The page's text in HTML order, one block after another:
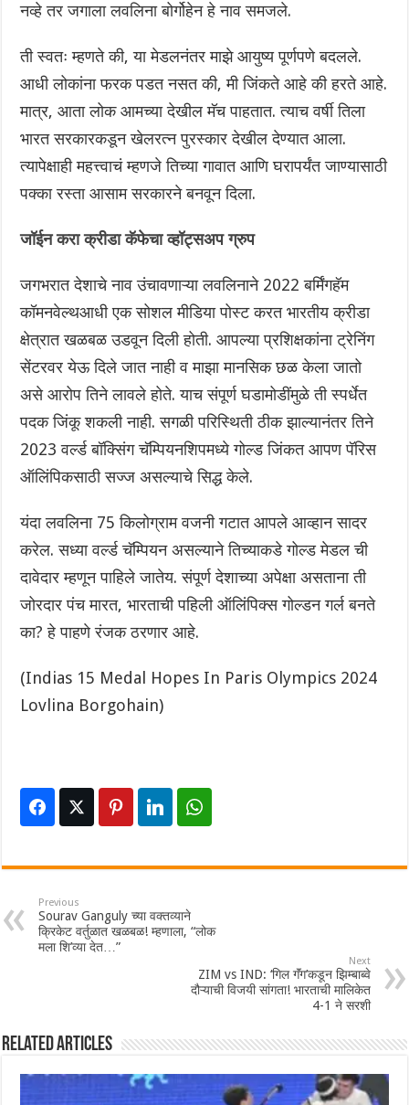
नव्हे तर जगाला लवलिना बोर्गोहेन हे नाव समजले.
ती स्वतः म्हणते की, या मेडलनंतर माझे आयुष्य पूर्णपणे बदलले.
आधी लोकांना फरक पडत नसत की, मी जिंकते आहे की हरते आहे.
मात्र, आता लोक आमच्या देखील मॅच पाहतात. त्याच वर्षी तिला
भारत सरकारकडून खेलरत्न पुरस्कार देखील देण्यात आला.
त्यापेक्षाही महत्त्वाचं म्हणजे तिच्या गावात आणि घरापर्यंत जाण्यासाठी
पक्का रस्ता आसाम सरकारने बनवून दिला.
जॉईन करा क्रीडा कॅफेचा व्हॉट्सअप ग्रुप
जगभरात देशाचे नाव उंचावणाऱ्या लवलिनाने 2022 बर्मिंगहॅम
कॉमनवेल्थआधी एक सोशल मीडिया पोस्ट करत भारतीय क्रीडा
क्षेत्रात खळबळ उडवून दिली होती. आपल्या प्रशिक्षकांना ट्रेनिंग
सेंटरवर येऊ दिले जात नाही व माझा मानसिक छळ केला जातो
असे आरोप तिने लावले होते. याच संपूर्ण घडामोडींमुळे ती स्पर्धेत
पदक जिंकू शकली नाही. सगळी परिस्थिती ठीक झाल्यानंतर तिने
2023 वर्ल्ड बॉक्सिंग चॅम्पियनशिपमध्ये गोल्ड जिंकत आपण पॅरिस
ऑलिंपिकसाठी सज्ज असल्याचे सिद्ध केले.
यंदा लवलिना 75 किलोग्राम वजनी गटात आपले आव्हान सादर
करेल. सध्या वर्ल्ड चॅम्पियन असल्याने तिच्याकडे गोल्ड मेडल ची
दावेदार म्हणून पाहिले जातेय. संपूर्ण देशाच्या अपेक्षा असताना ती
जोरदार पंच मारत, भारताची पहिली ऑलिंपिक्स गोल्डन गर्ल बनते
का? हे पाहणे रंजक ठरणार आहे.
(Indias 15 Medal Hopes In Paris Olympics 2024
Lovlina Borgohain)
Previous
Sourav Ganguly च्या वक्तव्याने
क्रिकेट वर्तुळात खळबळ! म्हणाला, “लोक
मला शि’व्या देत…”
Next
ZIM vs IND: ‘गिल गॅंग’कडून झिम्बाब्वे
दौऱ्याची विजयी सांगता! भारताची मालिकेत
4-1 ने सरशी
Related Articles